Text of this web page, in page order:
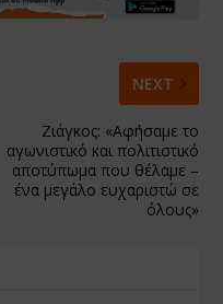
NEXT
Ζιάγκος: «Αφήσαμε το
αγωνιστικό και πολιτιστικό
αποτύπωμα που θέλαμε –
ένα μεγάλο ευχαριστώ σε
όλους»